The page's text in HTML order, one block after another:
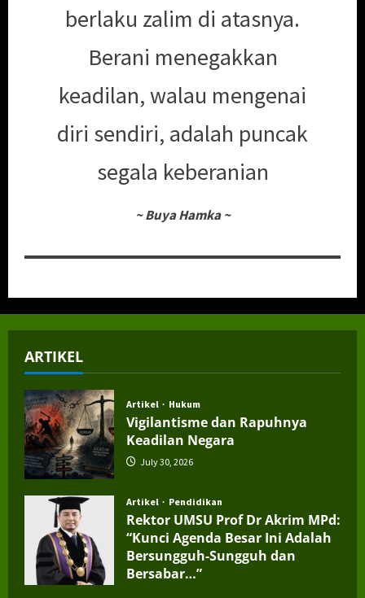
berlaku zalim di atasnya.
Berani menegakkan
keadilan, walau mengenai
diri sendiri, adalah puncak
segala keberanian
~ Buya Hamka ~
ARTIKEL
Artikel Hukum
Vigilantisme dan Rapuhnya
Keadilan Negara
July 30, 2026
Artikel Pendidikan
Rektor UMSU Prof Dr Akrim MPd:
“Kunci Agenda Besar Ini Adalah
Bersungguh-Sungguh dan
Bersabar…”